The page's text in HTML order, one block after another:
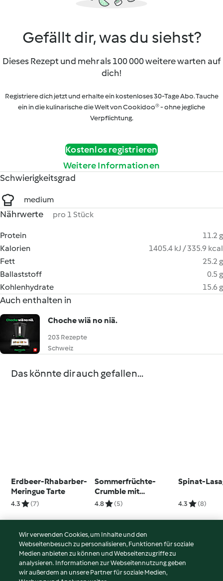
Gefällt dir, was du siehst?
Dieses Rezept und mehr als 100 000 weitere warten auf
dich!
Registriere dich jetzt und erhalte ein kostenloses 30-Tage Abo. Tauche
ein in die kulinarische die Welt von Cookidoo® - ohne jegliche
Verpflichtung.
Kostenlos registrieren
Weitere Informationen
Schwierigkeitsgrad
medium
Nährwerte pro 1 Stück
Protein
11.2 g
Kalorien
1405.4 kJ / 335.9 kcal
Fett
25.2 g
Ballaststoff
0.5 g
Kohlenhydrate
15.6 g
Auch enthalten in
Choche wiä no niä.
203 Rezepte
Schweiz
Das könnte dir auch gefallen...
Erdbeer-Rhabarber-
Meringue Tarte
4.3 (7)
Sommerfrüchte-
Crumble mit
Vanillesauce
4.8 (5)
Spinat-
4.3 (8)
© Copyright 2026
Nutzungsbedingungen
Wir verwenden Cookies, um Inhalte und den
Webseitenbesuch zu personalisieren, Funktionen für soziale
Medien anbieten zu können und Webseitenzugriffe zu
analysieren. Informationen zur Webseitennutzung geben
wir außerdem an unsere Partner für soziale Medien,